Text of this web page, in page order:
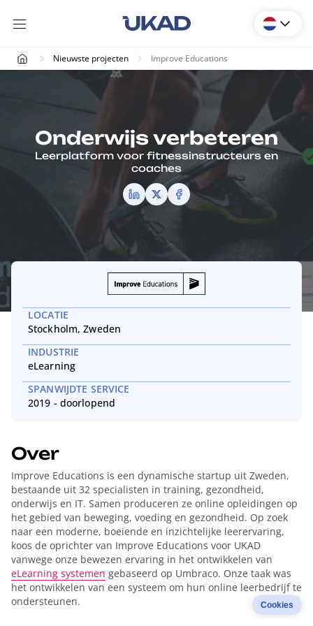
Nieuwste projecten Improve Educations
Onderwijs verbeteren
Leerplatform voor fitnessinstructeurs en
coaches
LOCATIE
Stockholm, Zweden
INDUSTRIE
eLearning
SPANWIJDTE SERVICE
2019 - doorlopend
Over
Improve Educations is een dynamische startup uit Zweden,
bestaande uit 32 specialisten in training, gezondheid,
onderwijs en IT. Samen produceren ze online opleidingen op
het gebied van beweging, voeding en gezondheid. Op zoek
naar een moderne, boeiende en inzichtelijke leerervaring,
koos de oprichter van Improve Educations voor UKAD
vanwege onze bewezen ervaring in het ontwikkelen van
eLearning systemen gebaseerd op Umbraco. Onze taak was
het ontwikkelen van een systeem om hun online leerbedrijf te
ondersteunen.
Cookies